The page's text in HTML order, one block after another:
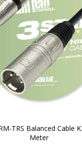
TRS Balanced Cable
Meter